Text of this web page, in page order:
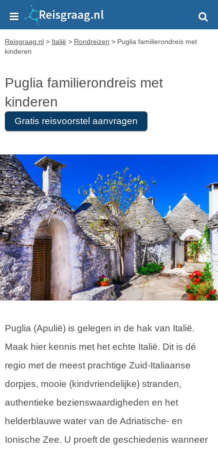
Reisgraag.nl > Italië > Rondreizen > Puglia familierondreis met
kinderen
Puglia familierondreis met
kinderen
Gratis reisvoorstel aanvragen
Puglia (Apulië) is gelegen in de hak van Italië.
Maak hier kennis met het echte Italië. Dit is dé
regio met de meest prachtige Zuid-Italiaanse
dorpjes, mooie (kindvriendelijke) stranden,
authentieke bezienswaardigheden en het
helderblauwe water van de Adriatische- en
Ionische Zee. U proeft de geschiedenis wanneer